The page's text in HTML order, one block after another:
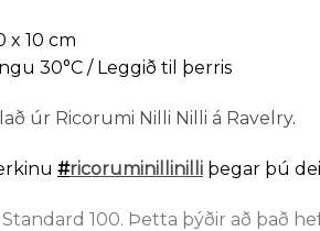
x 10 cm
30°C / Leggið til þerris
úr Ricorumi Nilli Nilli á Ravelry.
#ricoruminillinilli þegar þú
100. Þetta þýðir að það